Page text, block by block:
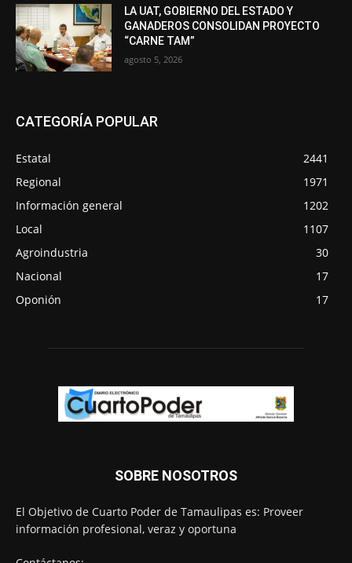
LA UAT, GOBIERNO DEL ESTADO Y
GANADEROS CONSOLIDAN PROYECTO
“CARNE TAM”
agosto 5, 2026
CATEGORÍA POPULAR
Estatal
2441
Regional
1971
Información general
1202
Local
1107
Agroindustria
30
Nacional
17
Oponión
17
SOBRE NOSOTROS
El Objetivo de Cuarto Poder de Tamaulipas es: Proveer
información profesional, veraz y oportuna